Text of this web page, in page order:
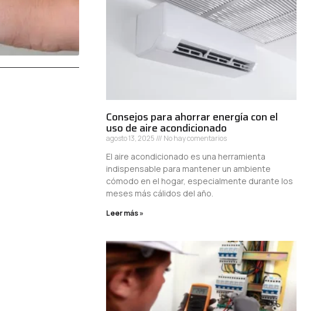
Consejos para ahorrar energía con el
uso de aire acondicionado
agosto 13, 2025 No hay comentarios
El aire acondicionado es una herramienta
indispensable para mantener un ambiente
cómodo en el hogar, especialmente durante los
meses más cálidos del año.
Leer más »